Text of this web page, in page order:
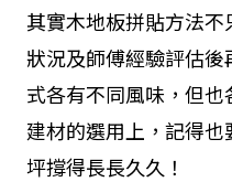
其實木地板拼貼方法
狀況及師傅經驗評估
式各有不同風味，但
建材的選用上，記得
坪撐得長長久久！